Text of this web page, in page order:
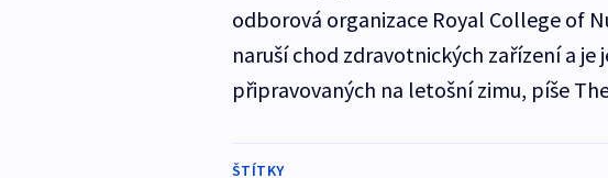
odborová organizace Royal College of
naruší chod zdravotnických zařízení a
připravovaných na letošní zimu, píše
ŠTÍTKY